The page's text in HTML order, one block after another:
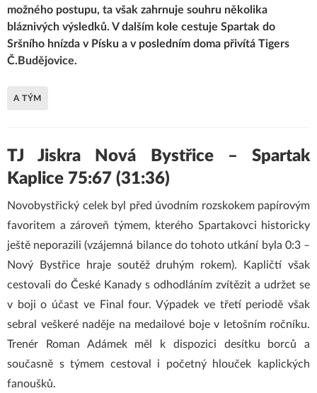
možného postupu, ta však zahrnuje souhru několika
bláznivých výsledků. V dalším kole cestuje Spartak do
Sršního hnízda v Písku a v posledním doma přivítá Tigers
Č.Budějovice.
A TÝM
TJ Jiskra Nová Bystřice – Spartak
Kaplice 75:67 (31:36)
Novobystřický celek byl před úvodním rozskokem papírovým
favoritem a zároveň týmem, kterého Spartakovci historicky
ještě neporazili (vzájemná bilance do tohoto utkání byla 0:3 –
Nový Bystřice hraje soutěž druhým rokem). Kapličtí však
cestovali do České Kanady s odhodláním zvítězit a udržet se
v boji o účast ve Final four. Výpadek ve třetí periodě však
sebral veškeré naděje na medailové boje v letošním ročníku.
Trenér Roman Adámek měl k dispozici desítku borců a
současně s týmem cestoval i početný hlouček kaplických
fanoušků.